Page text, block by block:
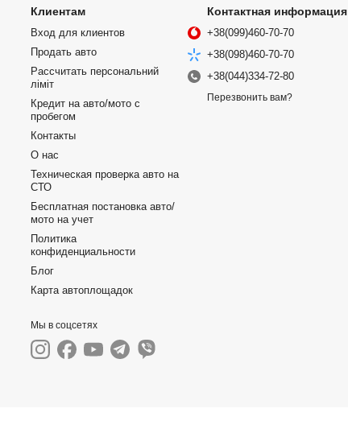
Клиентам
Вход для клиентов
Продать авто
Рассчитать персональний
ліміт
Кредит на авто/мото с
пробегом
Контакты
О нас
Техническая проверка авто на
СТО
Бесплатная постановка авто/
мото на учет
Политика
конфиденциальности
Блог
Карта автоплощадок
Мы в соцсетях
Контактная информация
+38(099)460-70-70
+38(098)460-70-70
+38(044)334-72-80
Перезвонить вам?